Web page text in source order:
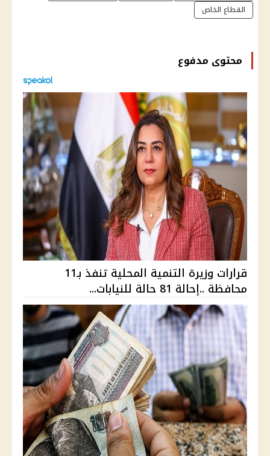
القطاع الخاص
محتوى مدفوع
قرارات وزيرة التنمية المحلية تنفذ بـ11
محافظة ..إحالة 81 حالة للنيابات...